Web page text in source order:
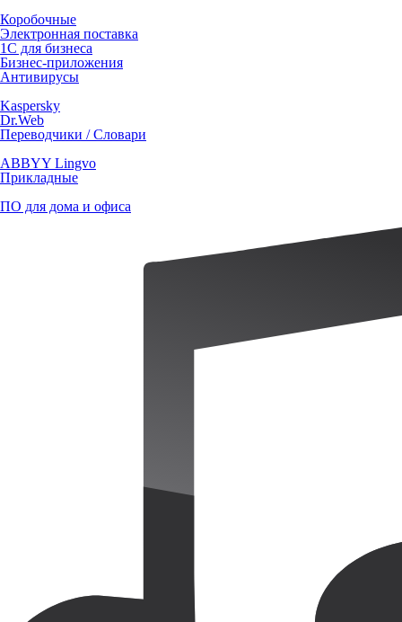
Коробочные
Электронная поставка
1С для бизнеса
Бизнес-приложения
Антивирусы
Kaspersky
Dr.Web
Переводчики / Словари
ABBYY Lingvo
Прикладные
ПО для дома и офиса